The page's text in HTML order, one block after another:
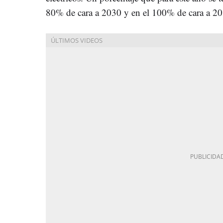
80% de cara a 2030 y en el 100% de cara a